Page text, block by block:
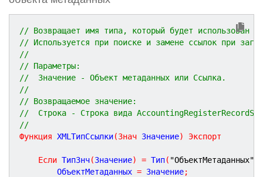
// Возвращает имя типа, который будет использован в
// Используется при поиске и замене ссылок при
//
// Параметры:
//  Значение - Объект метаданных или Ссылка.
//
// Возвращаемое значение:
//  Строка - Строка вида
//
Функция XMLТипСсылки(Знач Значение) Экспорт
Если ТипЗнч(Значение) = Тип( "ОбъектМетаданных"
		ОбъектМетаданных
= Значение;